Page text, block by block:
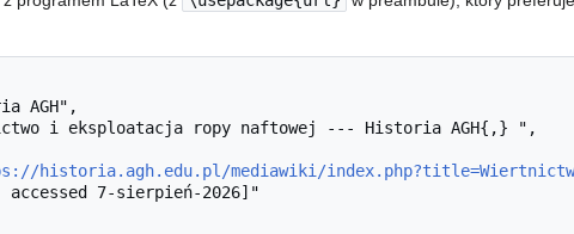
historia.agh.edu.pl/mediawiki/